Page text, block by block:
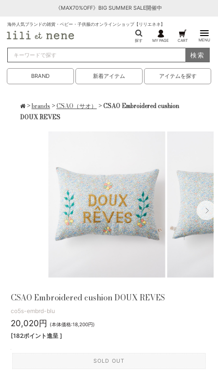
《MAX70%OFF》BIG SUMMER SALE開催中
海外人気ブランドの雑貨・ベビー・子供服のオンラインショップ【リリエネネ】
探す MY PAGE CART MENU
検索
BRAND 新着アイテム アイテムを探す
>brands >CSAO（サオ） > CSAO Embroidered cushion
DOUX REVES
CSAO Embroidered cushion DOUX REVES
co5s-embrd-blu
20,020円 (本体価格:18,200円)
[182ポイント進呈 ]
SOLD OUT